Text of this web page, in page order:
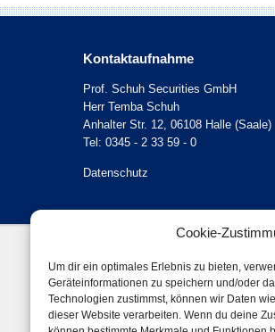
Cookie-
Um dir ein optimales Erlebnis zu bieten,
Geräteinformationen zu speichern und/oder
Technologien zustimmst, können wir Daten
dieser Website verarbeiten. Wenn du deine
Kontaktaufnahme
Prof. Schuh Securities GmbH
Herr Temba Schuh
Anhalter Str. 12, 06108 Halle (Saale)
Tel: 0345 - 2 33 59 - 0
Datenschutz